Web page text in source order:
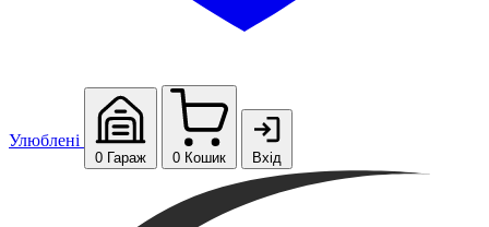
Улюблені
0 Гараж 0 Кошик Вхід